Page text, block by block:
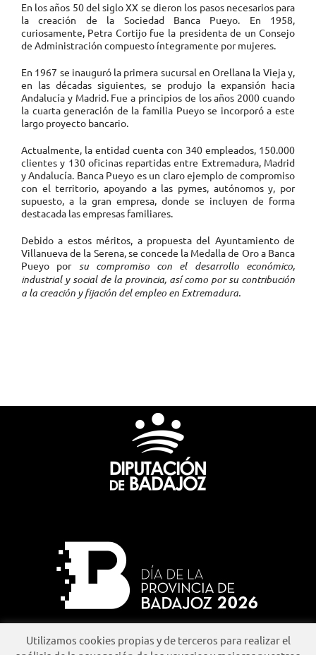
En los años 50 del siglo XX se dieron los pasos necesarios para
la creación de la Sociedad Banca Pueyo. En 1958,
curiosamente, Petra Cortijo fue la presidenta de un Consejo
de Administración compuesto íntegramente por mujeres.
En 1967 se inauguró la primera sucursal en Orellana la Vieja y,
en las décadas siguientes, se produjo la expansión hacia
Andalucía y Madrid. Fue a principios de los años 2000 cuando
la cuarta generación de la familia Pueyo se incorporó a este
largo proyecto bancario.
Actualmente, la entidad cuenta con 340 empleados, 150.000
clientes y 130 oficinas repartidas entre Extremadura, Madrid
y Andalucía. Banca Pueyo es un claro ejemplo de compromiso
con el territorio, apoyando a las pymes, autónomos y, por
supuesto, a la gran empresa, donde se incluyen de forma
destacada las empresas familiares.
Debido a estos méritos, a propuesta del Ayuntamiento de
Villanueva de la Serena, se concede la Medalla de Oro a Banca
Pueyo por su compromiso con el desarrollo económico,
industrial y social de la provincia, así como por su contribución
a la creación y fijación del empleo en Extremadura.
Utilizamos cookies propias y de terceros para realizar el